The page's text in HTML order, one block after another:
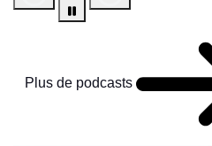
Plus de podcasts